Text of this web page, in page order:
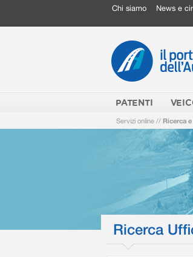
Chi siamo News e
PATENTI
Servizi online // Ricerca
Ricerca